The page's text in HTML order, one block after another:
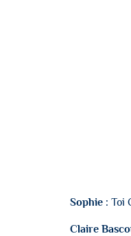
Sophie : Toi
Claire